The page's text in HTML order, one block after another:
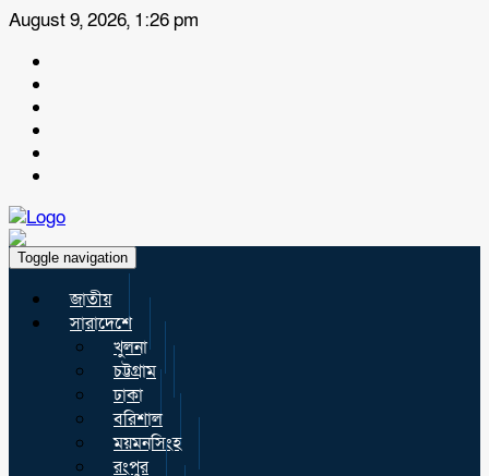
August 9, 2026, 1:26 pm
Toggle navigation
জাতীয়
সারাদেশে
খুলনা
চট্টগ্রাম
ঢাকা
বরিশাল
ময়মনসিংহ
রংপুর